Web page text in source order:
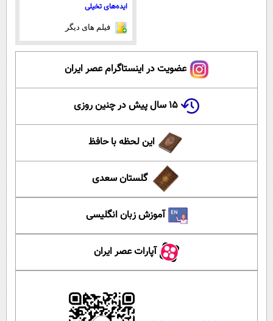
ایده‌های تخیلی
فیلم های دیگر
عضویت در اینستاگرام عصر ایران
۱۵ سال پیش در چنین روزی
این لحظه با حافظ
گلستان سعدی
آموزش زبان انگلیسی
آپارات عصر ایران